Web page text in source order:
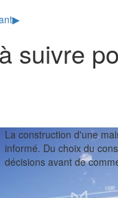
▶
suivre
La construction d'une
informé. Du choix du
décisions avant de